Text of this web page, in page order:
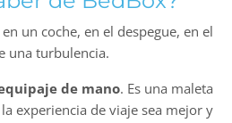
cosas. Su capacidad total